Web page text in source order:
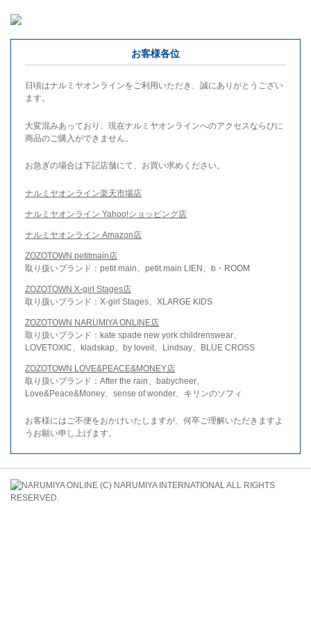
お客様各位
日頃はナルミヤオンラインをご利用いただき、誠にありがとうござい
ます。
大変混みあっており、現在ナルミヤオンラインへのアクセスならびに
商品のご購入ができません。
お急ぎの場合は下記店舗にて、お買い求めください。
ナルミヤオンライン楽天市場店
ナルミヤオンライン Yahoo!ショッピング店
ナルミヤオンライン Amazon店
ZOZOTOWN petitmain店
取り扱いブランド：petit main、petit main LIEN、b・ROOM
ZOZOTOWN X-girl Stages店
取り扱いブランド：X-girl Stages、XLARGE KIDS
ZOZOTOWN NARUMIYA ONLINE店
取り扱いブランド：kate spade new york childrenswear、
LOVETOXIC、kladskap、by loveit、Lindsay、BLUE CROSS
ZOZOTOWN LOVE&PEACE&MONEY店
取り扱いブランド：After the rain、babycheer、
Love&Peace&Money、sense of wonder、キリンのソフィ
お客様にはご不便をおかけいたしますが、何卒ご理解いただきますよ
うお願い申し上げます。